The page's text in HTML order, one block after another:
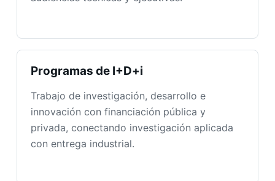
Programas de I+D+i
Trabajo de investigación, desarrollo e
innovación con financiación pública y
privada, conectando investigación aplicada
con entrega industrial.